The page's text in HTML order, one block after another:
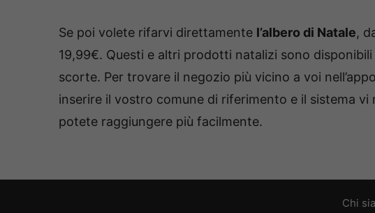
Se poi volete rifarvi direttamente l’albero di Natale,
19,99€. Questi e altri prodotti natalizi sono
scorte. Per trovare il negozio più vicino a voi
inserire il vostro comune di riferimento e il sistema vi
potete raggiungere più facilmente.
Chi